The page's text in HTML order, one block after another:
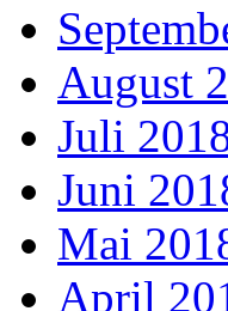
August
Juli
Juni
Mai
April